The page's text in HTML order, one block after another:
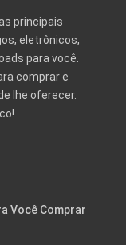
principais
eletrônicos,
para você.
comprar e
lhe oferecer.
Você Comprar